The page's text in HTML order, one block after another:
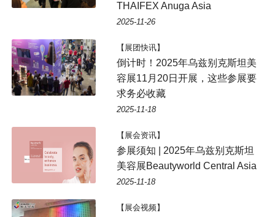
THAIFEX Anuga Asia
2025-11-26
【展团快讯】
倒计时！2025年乌兹别克斯坦美
容展11月20日开展，这些参展要
求务必收藏
2025-11-18
【展会资讯】
参展须知 | 2025年乌兹别克斯坦
美容展Beautyworld Central Asia
2025-11-18
【展会视频】